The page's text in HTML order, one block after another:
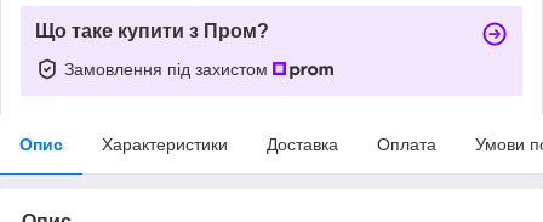
Що таке купити з Пром?
Замовлення під захистом
Опис Характеристики Доставка Оплата Умови